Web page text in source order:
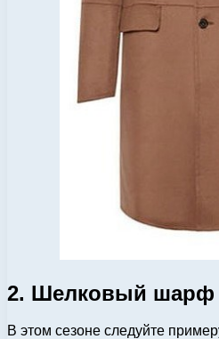
2. Шелковый шарф
В этом сезоне следуйте